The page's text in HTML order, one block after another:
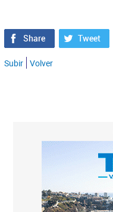
Subir Volver